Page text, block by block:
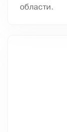
области.